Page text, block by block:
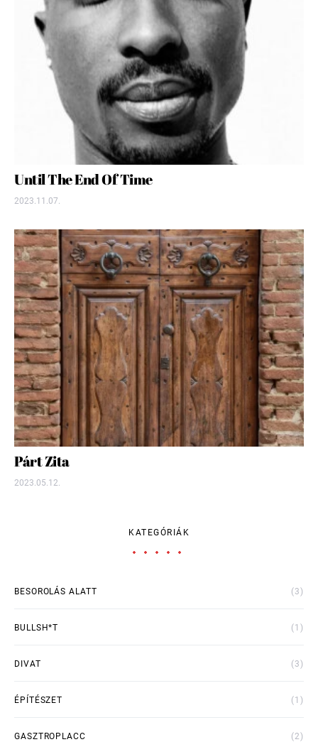
Until The End Of Time
2023.11.07.
Párt Zita
2023.05.12.
KATEGÓRIÁK
BESOROLÁS ALATT (3)
BULLSH*T (1)
DIVAT (3)
ÉPÍTÉSZET (1)
GASZTROPLACC (2)